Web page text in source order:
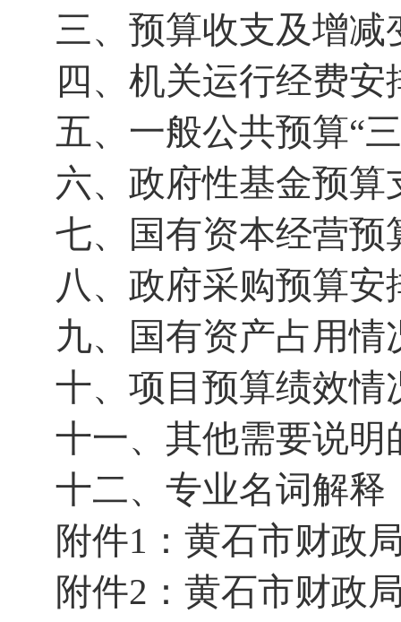
三、预算收支及增减
四、机关运行经费安
五、一般公共预算“
六、政府性基金预算
七、国有资本经营预
八、政府采购预算安
九、国有资产占用情
十、项目预算绩效情
十一、其他需要说明
十二、专业名词解释
附件1：黄石市财政
附件2：黄石市财政